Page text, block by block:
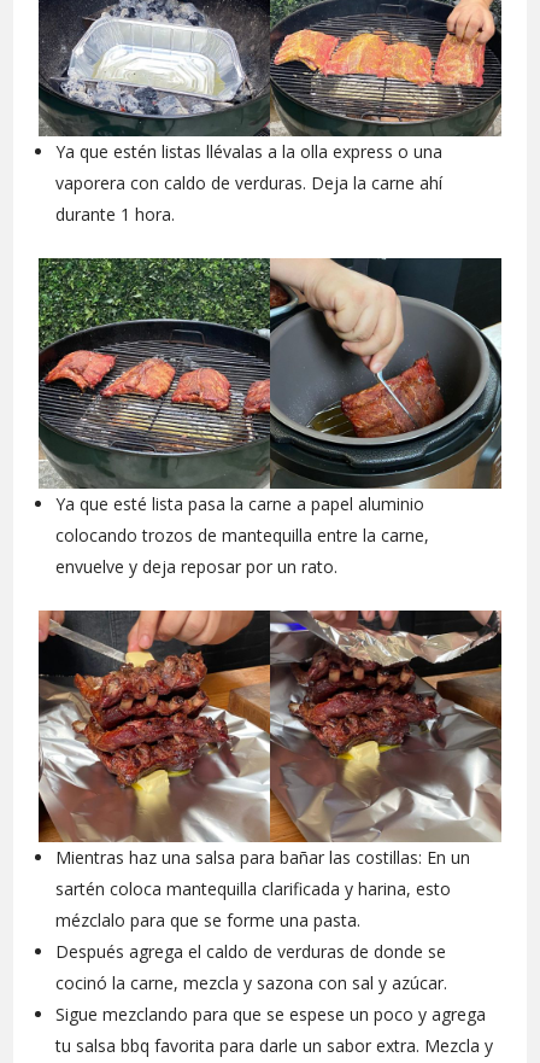
Ya que estén listas llévalas a la olla express o una
vaporera con caldo de verduras. Deja la carne ahí
durante 1 hora.
Ya que esté lista pasa la carne a papel aluminio
colocando trozos de mantequilla entre la carne,
envuelve y deja reposar por un rato.
Mientras haz una salsa para bañar las costillas: En un
sartén coloca mantequilla clarificada y harina, esto
mézclalo para que se forme una pasta.
Después agrega el caldo de verduras de donde se
cocinó la carne, mezcla y sazona con sal y azúcar.
Sigue mezclando para que se espese un poco y agrega
tu salsa bbq favorita para darle un sabor extra. Mezcla y